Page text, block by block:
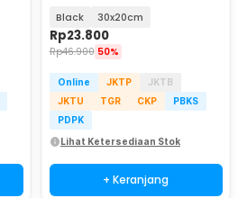
Black 30x20cm
Rp23.800
Rp46.900 50%
Online JKTP
JKTB
JKTU
TGR CKP
PBKS
PDPK
Lihat Ketersediaan Stok
+ Keranjang